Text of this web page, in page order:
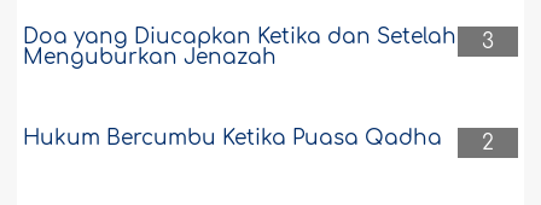
3
Doa yang Diucapkan Ketika dan Setelah
Menguburkan Jenazah
2
Hukum Bercumbu Ketika Puasa Qadha